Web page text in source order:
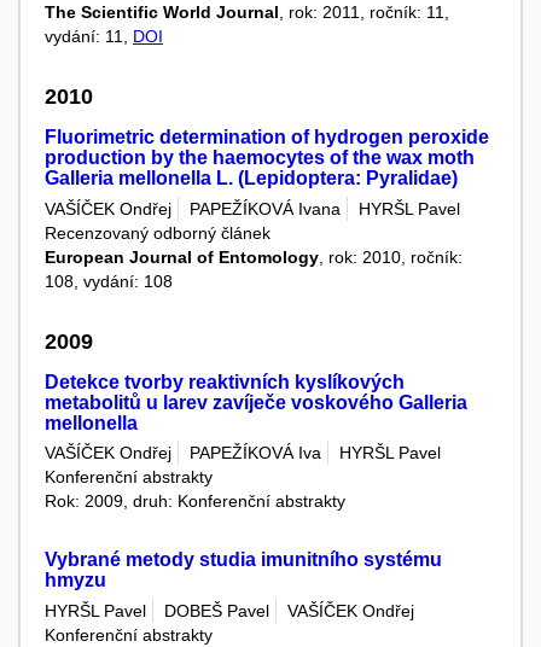
The Scientific World Journal , rok: 2011, ročník: 11,
vydání: 11, DOI
2010
Fluorimetric determination of hydrogen peroxide
production by the haemocytes of the wax moth
Galleria mellonella L. (Lepidoptera: Pyralidae)
VAŠÍČEK Ondřej PAPEŽÍKOVÁ Ivana
HYRŠL Pavel
Recenzovaný odborný článek
European Journal of Entomology , rok: 2010, ročník:
108, vydání: 108
2009
Detekce tvorby reaktivních kyslíkových
metabolitů u larev zavíječe voskového Galleria
mellonella
VAŠÍČEK Ondřej PAPEŽÍKOVÁ Iva
HYRŠL Pavel
Konferenční abstrakty
Rok: 2009, druh: Konferenční abstrakty
Vybrané metody studia imunitního systému
hmyzu
HYRŠL Pavel DOBEŠ Pavel
VAŠÍČEK Ondřej
Konferenční abstrakty